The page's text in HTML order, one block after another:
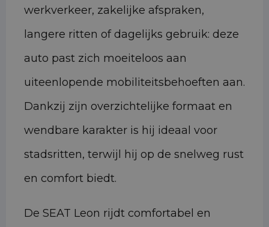
werkverkeer, zakelijke afspraken,
langere ritten of dagelijks gebruik: deze
auto past zich moeiteloos aan
uiteenlopende mobiliteitsbehoeften aan.
Dankzij zijn overzichtelijke formaat en
wendbare karakter is hij ideaal voor
stadsritten, terwijl hij op de snelweg rust
en comfort biedt.
De SEAT Leon rijdt comfortabel en